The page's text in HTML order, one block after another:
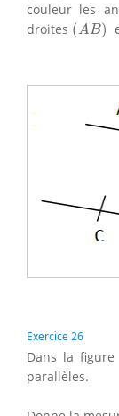
couleur les
droites (AB)
(AB)
Exercice 26
Dans la figure
parallèles.